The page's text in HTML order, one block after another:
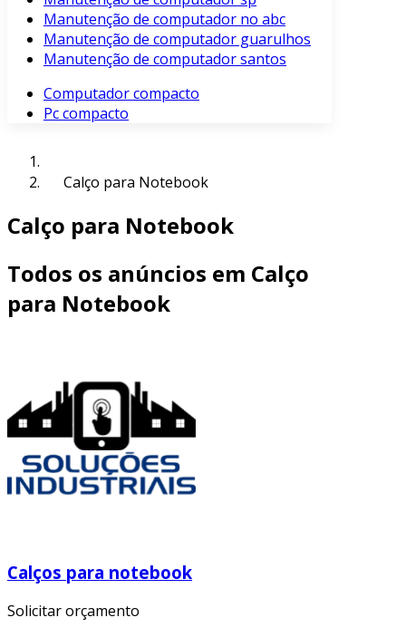
Manutenção de computador no abc
Manutenção de computador guarulhos
Manutenção de computador santos
Computador compacto
Pc compacto
Calço para Notebook
Calço para Notebook
Todos os anúncios em Calço
para Notebook
Calços para notebook
Solicitar orçamento